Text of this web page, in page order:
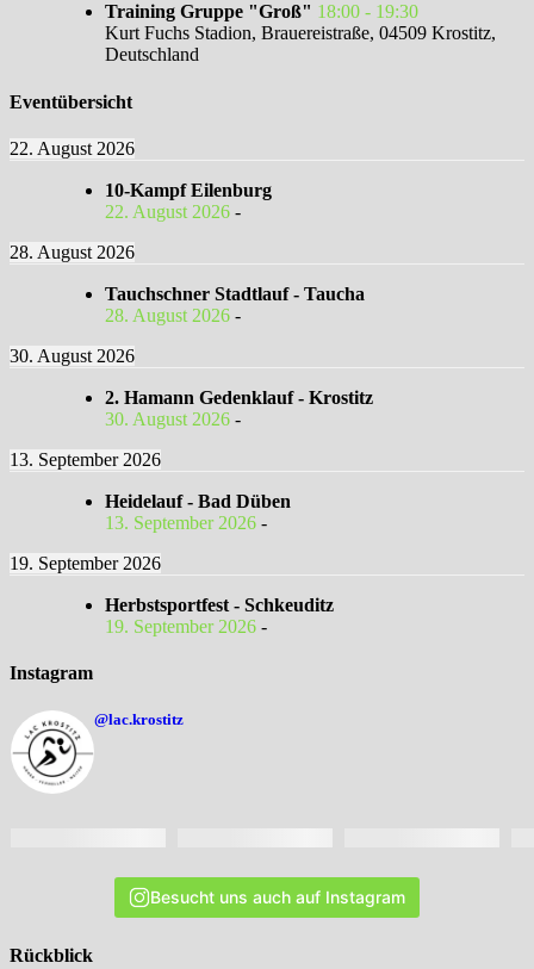
Training Gruppe "Groß" 18:00 - 19:30
Kurt Fuchs Stadion, Brauereistraße, 04509 Krostitz,
Deutschland
Eventübersicht
22. August 2026
10-Kampf Eilenburg
22. August 2026 -
28. August 2026
Tauchschner Stadtlauf - Taucha
28. August 2026 -
30. August 2026
2. Hamann Gedenklauf - Krostitz
30. August 2026 -
13. September 2026
Heidelauf - Bad Düben
13. September 2026 -
19. September 2026
Herbstsportfest - Schkeuditz
19. September 2026 -
Instagram
@lac.krostitz
Besucht uns auch auf Instagram
Rückblick